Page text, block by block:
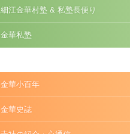
細江金華村塾 & 私塾長便り
金華私塾
金華小百年
金華史誌